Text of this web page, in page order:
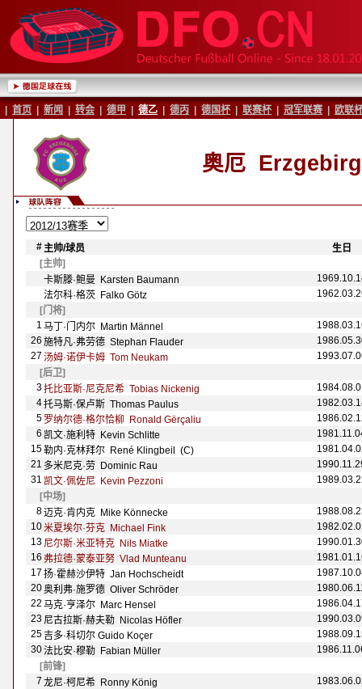
首页 新闻 转会 德甲 德乙 德丙 德国杯 联赛杯 冠军联赛 欧联
奥厄
#主帅/球员 生日
[主帅]
卡斯滕·鲍曼 Karsten Baumann
法尔科·格茨 Falko Götz
[门将]
1 马丁·门内尔 Martin Männel
26 施特凡·弗劳德 Stephan Flauder
27 汤姆·诺伊卡姆 Tom Neukam
[后卫]
3托比亚斯·尼克尼希 Tobias Nickenig
4托马斯·保卢斯 Thomas Paulus
5 罗纳尔德·格尔恰柳 Ronald Gërçaliu
6 凯文·施利特 Kevin Schlitte
15勒内·克林拜尔 René Klingbeil (C)
21 多米尼克·劳 Dominic Rau
31 凯文·佩佐尼 Kevin Pezzoni
[中场]
8迈克·肯内克 Mike Könnecke
10米夏埃尔·芬克 Michael Fink
13 尼尔斯·米亚特克 Nils Miatke
16 弗拉德·蒙泰亚努 Vlad Munteanu
17 扬·霍赫沙伊特 Jan Hochscheidt
20奥利弗·施罗德 Oliver Schröder
22 马克·亨泽尔 Marc Hensel
23 尼古拉斯·赫夫勒 Nicolas Höfler
25吉多·科切尔 Guido Koçer
30法比安·穆勒 Fabian Müller
[前锋]
7 龙尼·柯尼希 Ronny König